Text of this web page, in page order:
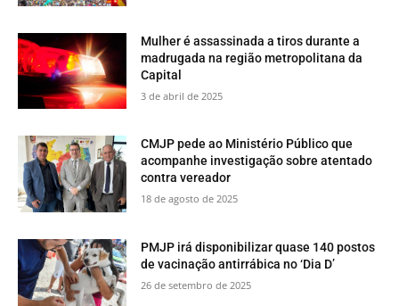
Mulher é assassinada a tiros durante a
madrugada na região metropolitana da
Capital
3 de abril de 2025
CMJP pede ao Ministério Público que
acompanhe investigação sobre atentado
contra vereador
18 de agosto de 2025
PMJP irá disponibilizar quase 140 postos
de vacinação antirrábica no ‘Dia D’
26 de setembro de 2025